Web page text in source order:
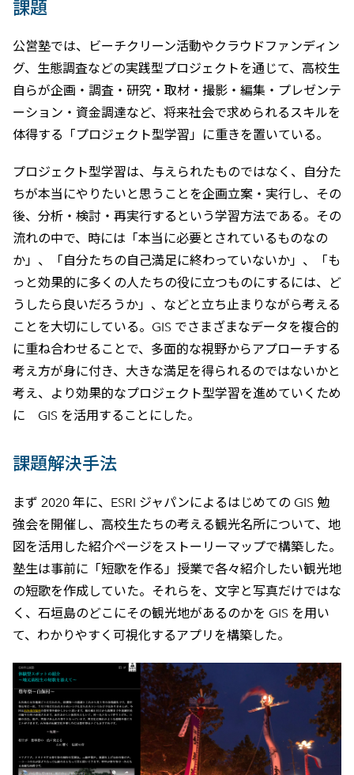
課題
公営塾では、ビーチクリーン活動やクラウドファンディン
グ、生態調査などの実践型プロジェクトを通じて、高校生
自らが企画・調査・研究・取材・撮影・編集・プレゼンテ
ーション・資金調達など、将来社会で求められるスキルを
体得する「プロジェクト型学習」に重きを置いている。
プロジェクト型学習は、与えられたものではなく、自分た
ちが本当にやりたいと思うことを企画立案・実行し、その
後、分析・検討・再実行するという学習方法である。その
流れの中で、時には「本当に必要とされているものなの
か」、「自分たちの自己満足に終わっていないか」、「も
っと効果的に多くの人たちの役に立つものにするには、ど
うしたら良いだろうか」、などと立ち止まりながら考える
ことを大切にしている。GIS でさまざまなデータを複合的
に重ね合わせることで、多面的な視野からアプローチする
考え方が身に付き、大きな満足を得られるのではないかと
考え、より効果的なプロジェクト型学習を進めていくため
に GIS を活用することにした。
課題解決手法
まず 2020 年に、ESRI ジャパンによるはじめての GIS 勉
強会を開催し、高校生たちの考える観光名所について、地
図を活用した紹介ページをストーリーマップで構築した。
塾生は事前に「短歌を作る」授業で各々紹介したい観光地
の短歌を作成していた。それらを、文字と写真だけではな
く、石垣島のどこにその観光地があるのかを GIS を用い
て、わかりやすく可視化するアプリを構築した。